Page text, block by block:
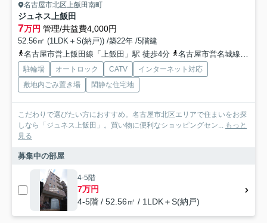
名古屋市北区上飯田南町
ジュネス上飯田
7万円 管理/共益費4,000円
52.56㎡ (1LDK＋S(納戸)) /築22年 /5階建
名古屋市営上飯田線「上飯田」駅 徒歩4分
名古屋市営名城線「平安通」駅 徒歩9分
駐輪場 オートロック CATV
インターネット対応
敷地内ごみ置き場
閑静な住宅地
こだわりで選びたい方におすすめ。名古屋市北区エリアで住まいをお探
しなら「ジュネス上飯田」。買い物に便利なショッピングセン... もっと
見る
募集中の部屋
4-5階
7万円
4-5階 / 52.56㎡ / 1LDK＋S(納戸)